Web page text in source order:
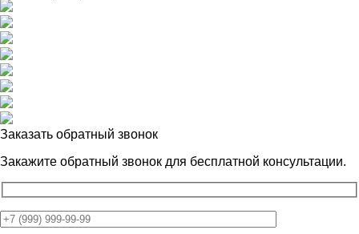
Заказать обратный звонок
Закажите обратный звонок для бесплатной консультации.